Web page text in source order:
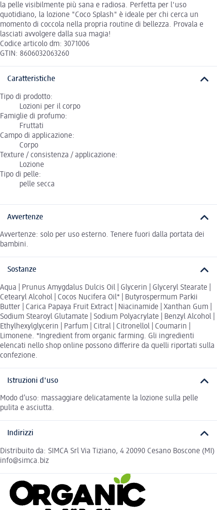
la pelle visibilmente più sana e radiosa. Perfetta per l'uso
quotidiano, la lozione "Coco Splash" è ideale per chi cerca un
momento di coccola nella propria routine di bellezza. Provala e
lasciati avvolgere dalla sua magia!
Codice articolo dm: 3071006
GTIN: 8606032063260
Caratteristiche
Tipo di prodotto:
Lozioni per il corpo
Famiglie di profumo:
Fruttati
Campo di applicazione:
Corpo
Texture / consistenza / applicazione:
Lozione
Tipo di pelle:
pelle secca
Avvertenze
Avvertenze: solo per uso esterno. Tenere fuori dalla portata dei
bambini.
Sostanze
Aqua | Prunus Amygdalus Dulcis Oil | Glycerin | Glyceryl Stearate |
Cetearyl Alcohol | Cocos Nucifera Oil* | Butyrospermum Parkii
Butter | Carica Papaya Fruit Extract | Niacinamide | Xanthan Gum |
Sodium Stearoyl Glutamate | Sodium Polyacrylate | Benzyl Alcohol |
Ethylhexylglycerin | Parfum | Citral | Citronellol | Coumarin |
Limonene. *Ingredient from organic farming. Gli ingredienti
elencati nello shop online possono differire da quelli riportati sulla
confezione.
Istruzioni d'uso
Modo d’uso: massaggiare delicatamente la lozione sulla pelle
pulita e asciutta.
Indirizzi
Distribuito da: SIMCA Srl Via Tiziano, 4 20090 Cesano Boscone (MI)
info@simca.biz